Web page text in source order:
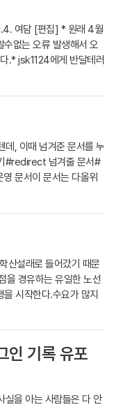
여담 [편집] * 원래 4월
수없는 오류 발생해서 오
.* jsk1124에게 반달테러
, 이때 넘겨준 문서를 누
#redirect 넘겨줄 문서#
문서이 문서는 다올위
산설래로 들어갔기 때문
을 경유하는 유일한 노선
시작한다.수요가 많지
인 기록 유포
실을 아는 사람들은 다 안